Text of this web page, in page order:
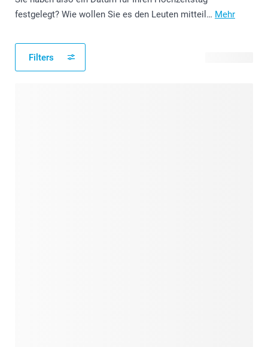
festgelegt? Wie wollen Sie es den Leuten mitteil… Mehr
Filters